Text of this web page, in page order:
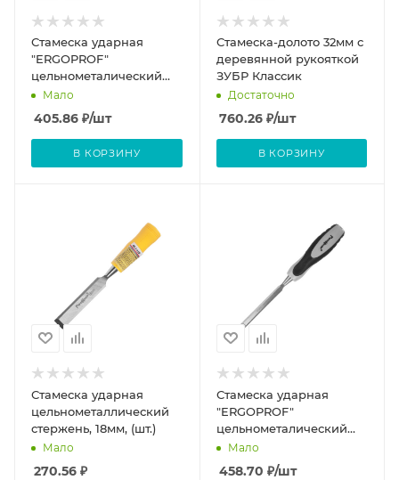
Стамеска ударная
"ERGOPROF"
цельнометалический
стержень 16мм
Мало
405.86 ₽/шт
В КОРЗИНУ
Стамеска-долото 32мм с
деревянной рукояткой
ЗУБР Классик
Достаточно
760.26₽/шт
В КОРЗИНУ
Стамеска ударная
цельнометаллический
стержень, 18мм, (шт.)
Мало
270.56 ₽
Стамеска ударная
"ERGOPROF"
цельнометалический
стержень 10мм
Мало
458.70 ₽/шт